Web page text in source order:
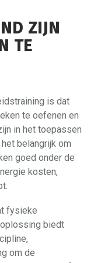
ZIJN
TE
is dat
te oefenen en
in het toepassen
belangrijk om
goed onder de
kosten,
fysieke
biedt
om de